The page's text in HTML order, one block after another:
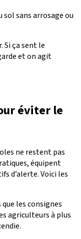
sans arrosage ou
Si ça sent le
et on agit
éviter le
ne restent pas
équipent
d’alerte. Voici les
les consignes
agriculteurs à plus